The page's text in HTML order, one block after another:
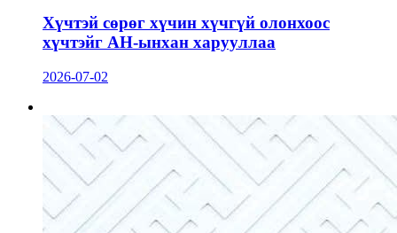
Хүчтэй сөрөг хүчин хүчгүй олонхоос
хүчтэйг АН-ынхан харууллаа
2026-07-02